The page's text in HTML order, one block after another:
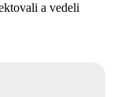
a vedeli